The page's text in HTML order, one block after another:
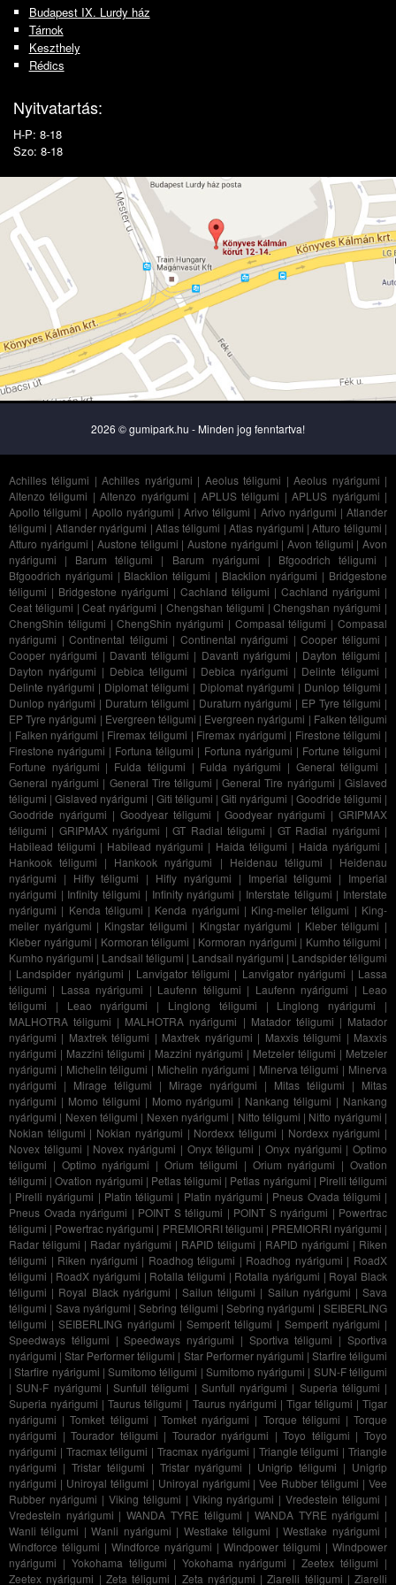
Budapest IX. Lurdy ház
Tárnok
Keszthely
Rédics
Nyitvatartás:
H-P: 8-18
Szo: 8-18
2026 © gumipark.hu - Minden jog fenntartva!
Achilles téligumi |Achilles nyárigumi | Aeolus téligumi |Aeolus nyárigumi |
Altenzo téligumi |Altenzo nyárigumi | APLUS téligumi |APLUS nyárigumi |
Apollo téligumi | Apollo nyárigumi |Arivo téligumi | Arivo nyárigumi |Atlander
téligumi | Atlander nyárigumi | Atlas téligumi |Atlas nyárigumi |Atturo téligumi |
Atturo nyárigumi |Austone téligumi |Austone nyárigumi |Avon téligumi |Avon
nyárigumi | Barum téligumi | Barum nyárigumi | Bfgoodrich téligumi |
Bfgoodrich nyárigumi | Blacklion téligumi | Blacklion nyárigumi | Bridgestone
téligumi | Bridgestone nyárigumi | Cachland téligumi | Cachland nyárigumi |
Ceat téligumi |Ceat nyárigumi | Chengshan téligumi |Chengshan nyárigumi |
ChengShin téligumi |ChengShin nyárigumi | Compasal téligumi |Compasal
nyárigumi | Continental téligumi | Continental nyárigumi | Cooper téligumi |
Cooper nyárigumi | Davanti téligumi | Davanti nyárigumi | Dayton téligumi |
Dayton nyárigumi | Debica téligumi | Debica nyárigumi | Delinte téligumi |
Delinte nyárigumi | Diplomat téligumi | Diplomat nyárigumi | Dunlop téligumi |
Dunlop nyárigumi | Duraturn téligumi | Duraturn nyárigumi | EP Tyre téligumi |
EP Tyre nyárigumi | Evergreen téligumi | Evergreen nyárigumi | Falken téligumi
| Falken nyárigumi | Firemax téligumi | Firemax nyárigumi | Firestone téligumi |
Firestone nyárigumi | Fortuna téligumi | Fortuna nyárigumi | Fortune téligumi |
Fortune nyárigumi | Fulda téligumi | Fulda nyárigumi | General téligumi |
General nyárigumi | General Tire téligumi |General Tire nyárigumi |Gislaved
téligumi |Gislaved nyárigumi | Giti téligumi |Giti nyárigumi | Goodride téligumi |
Goodride nyárigumi | Goodyear téligumi | Goodyear nyárigumi | GRIPMAX
téligumi | GRIPMAX nyárigumi |GT Radial téligumi | GT Radial nyárigumi |
Habilead téligumi | Habilead nyárigumi | Haida téligumi | Haida nyárigumi |
Hankook téligumi | Hankook nyárigumi | Heidenau téligumi | Heidenau
nyárigumi | Hifly téligumi | Hifly nyárigumi | Imperial téligumi | Imperial
nyárigumi | Infinity téligumi | Infinity nyárigumi | Interstate téligumi | Interstate
nyárigumi | Kenda téligumi | Kenda nyárigumi | King-meiler téligumi | King-
meiler nyárigumi | Kingstar téligumi | Kingstar nyárigumi | Kleber téligumi |
Kleber nyárigumi | Kormoran téligumi | Kormoran nyárigumi | Kumho téligumi |
Kumho nyárigumi | Landsail téligumi | Landsail nyárigumi | Landspider téligumi
| Landspider nyárigumi | Lanvigator téligumi | Lanvigator nyárigumi | Lassa
téligumi | Lassa nyárigumi | Laufenn téligumi | Laufenn nyárigumi | Leao
téligumi | Leao nyárigumi | Linglong téligumi | Linglong nyárigumi |
MALHOTRA téligumi | MALHOTRA nyárigumi | Matador téligumi | Matador
nyárigumi | Maxtrek téligumi | Maxtrek nyárigumi | Maxxis téligumi | Maxxis
nyárigumi | Mazzini téligumi | Mazzini nyárigumi | Metzeler téligumi | Metzeler
nyárigumi | Michelin téligumi | Michelin nyárigumi | Minerva téligumi | Minerva
nyárigumi | Mirage téligumi | Mirage nyárigumi | Mitas téligumi | Mitas
nyárigumi | Momo téligumi | Momo nyárigumi | Nankang téligumi | Nankang
nyárigumi | Nexen téligumi | Nexen nyárigumi | Nitto téligumi | Nitto nyárigumi |
Nokian téligumi | Nokian nyárigumi | Nordexx téligumi | Nordexx nyárigumi |
Novex téligumi | Novex nyárigumi | Onyx téligumi | Onyx nyárigumi | Optimo
téligumi | Optimo nyárigumi |Orium téligumi | Orium nyárigumi |Ovation
téligumi |Ovation nyárigumi | Petlas téligumi | Petlas nyárigumi | Pirelli téligumi
| Pirelli nyárigumi | Platin téligumi | Platin nyárigumi | Pneus Ovada téligumi |
Pneus Ovada nyárigumi | POINT S téligumi | POINT S nyárigumi | Powertrac
téligumi | Powertrac nyárigumi | PREMIORRI téligumi | PREMIORRI nyárigumi |
Radar téligumi | Radar nyárigumi | RAPID téligumi | RAPID nyárigumi | Riken
téligumi | Riken nyárigumi | Roadhog téligumi | Roadhog nyárigumi | RoadX
téligumi | RoadX nyárigumi | Rotalla téligumi | Rotalla nyárigumi | Royal Black
téligumi | Royal Black nyárigumi |Sailun téligumi | Sailun nyárigumi |Sava
téligumi | Sava nyárigumi |Sebring téligumi |Sebring nyárigumi |SEIBERLING
téligumi |SEIBERLING nyárigumi |Semperit téligumi | Semperit nyárigumi |
Speedways téligumi |Speedways nyárigumi | Sportiva téligumi |Sportiva
nyárigumi |Star Performer téligumi | Star Performer nyárigumi | Starfire téligumi
|Starfire nyárigumi |Sumitomo téligumi | Sumitomo nyárigumi | SUN-F téligumi
|SUN-F nyárigumi | Sunfull téligumi | Sunfull nyárigumi | Superia téligumi |
Superia nyárigumi |Taurus téligumi | Taurus nyárigumi | Tigar téligumi |Tigar
nyárigumi |Tomket téligumi | Tomket nyárigumi | Torque téligumi |Torque
nyárigumi |Tourador téligumi | Tourador nyárigumi |Toyo téligumi |Toyo
nyárigumi | Tracmax téligumi |Tracmax nyárigumi | Triangle téligumi |Triangle
nyárigumi | Tristar téligumi | Tristar nyárigumi | Unigrip téligumi | Unigrip
nyárigumi | Uniroyal téligumi | Uniroyal nyárigumi |Vee Rubber téligumi |Vee
Rubber nyárigumi | Viking téligumi | Viking nyárigumi |Vredestein téligumi |
Vredestein nyárigumi |WANDA TYRE téligumi | WANDA TYRE nyárigumi |
Wanli téligumi |Wanli nyárigumi | Westlake téligumi |Westlake nyárigumi |
Windforce téligumi | Windforce nyárigumi | Windpower téligumi | Windpower
nyárigumi | Yokohama téligumi | Yokohama nyárigumi |Zeetex téligumi |
Zeetex nyárigumi | Zeta téligumi | Zeta nyárigumi |Ziarelli téligumi | Ziarelli